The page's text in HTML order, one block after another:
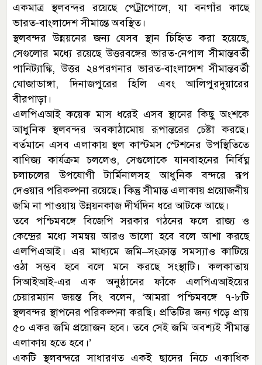
একমাত্র স্থলবন্দর রয়েছে পেট্রাপোলে, যা বনগাঁর কাছে
ভারত-বাংলাদেশ সীমান্তে অবস্থিত।
স্থলবন্দর উন্নয়নের জন্য যেসব স্থান চিহ্নিত করা হয়েছে,
সেগুলোর মধ্যে রয়েছে উত্তরবঙ্গের ভারত-নেপাল সীমান্তবর্তী
পানিট্যাঙ্কি, উত্তর ২৪পরগনার ভারত-বাংলাদেশ সীমান্তবর্তী
ঘোজাডাঙ্গা, দিনাজপুরের হিলি এবং আলিপুরদুয়ারের
বীরপাড়া।
এলপিএআই কয়েক মাস ধরেই এসব স্থানের কিছু অংশকে
আধুনিক স্থলবন্দর অবকাঠামোয় রূপান্তরের চেষ্টা করছে।
বর্তমানে এসব এলাকায় স্থল কাস্টমস স্টেশনের উপস্থিতিতে
বাণিজ্য কার্যক্রম চললেও, সেগুলোকে যানবাহনের নির্বিঘ্ন
চলাচলের উপযোগী টার্মিনালসহ আধুনিক বন্দরে রূপ
দেওয়ার পরিকল্পনা রয়েছে। কিন্তু সীমান্ত এলাকায় প্রয়োজনীয়
জমি না পাওয়ায় উন্নয়নকাজ দীর্ঘদিন ধরে আটকে আছে।
তবে পশ্চিমবঙ্গে বিজেপি সরকার গঠনের ফলে রাজ্য ও
কেন্দ্রের মধ্যে সমন্বয় আরও ভালো হবে বলে আশা করছে
এলপিএআই। এর মাধ্যমে জমি–সংক্রান্ত সমস্যাও কাটিয়ে
ওঠা সম্ভব হবে বলে মনে করছে সংস্থাটি। কলকাতায়
সিআইআই-এর এক অনুষ্ঠানের ফাঁকে এলপিএআইয়ের
চেয়ারম্যান জয়ন্ত সিং বলেন, ‘আমরা পশ্চিমবঙ্গে ৭-৮টি
স্থলবন্দর স্থাপনের পরিকল্পনা করছি। প্রতিটির জন্য গড়ে প্রায়
৫০ একর জমি প্রয়োজন হবে। তবে সেই জমি অবশ্যই সীমান্ত
এলাকায় হতে হবে।’
একটি স্থলবন্দরে সাধারণত একই ছাদের নিচে একাধিক